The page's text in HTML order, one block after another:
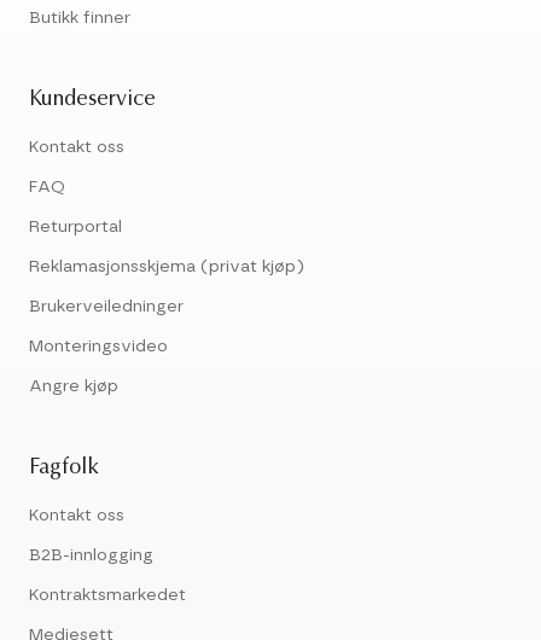
Butikk finner
Kundeservice
Kontakt oss
FAQ
Returportal
Reklamasjonsskjema (privat kjøp)
Brukerveiledninger
Monteringsvideo
Angre kjøp
Fagfolk
Kontakt oss
B2B-innlogging
Kontraktsmarkedet
Mediesett